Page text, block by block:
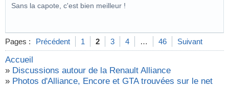
Sans la capote, c'est bien meilleur !
Pages : Précédent 1 2 3 4 … 46 Suivant
Accueil
» Discussions autour de la Renault Alliance
» Photos d'Alliance, Encore et GTA trouvées sur le net